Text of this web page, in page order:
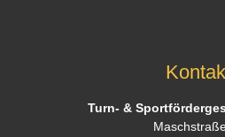
Turn- &